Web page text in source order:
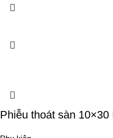
Phiễu thoát sàn 10×30